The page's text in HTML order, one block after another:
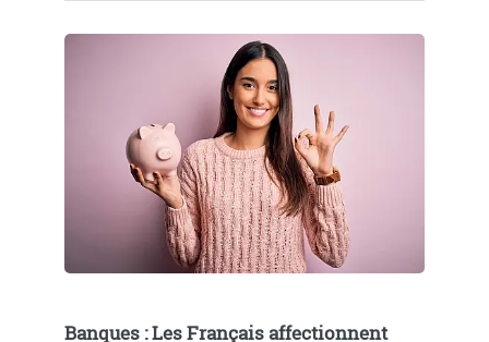
Banques : Les Français affectionnent